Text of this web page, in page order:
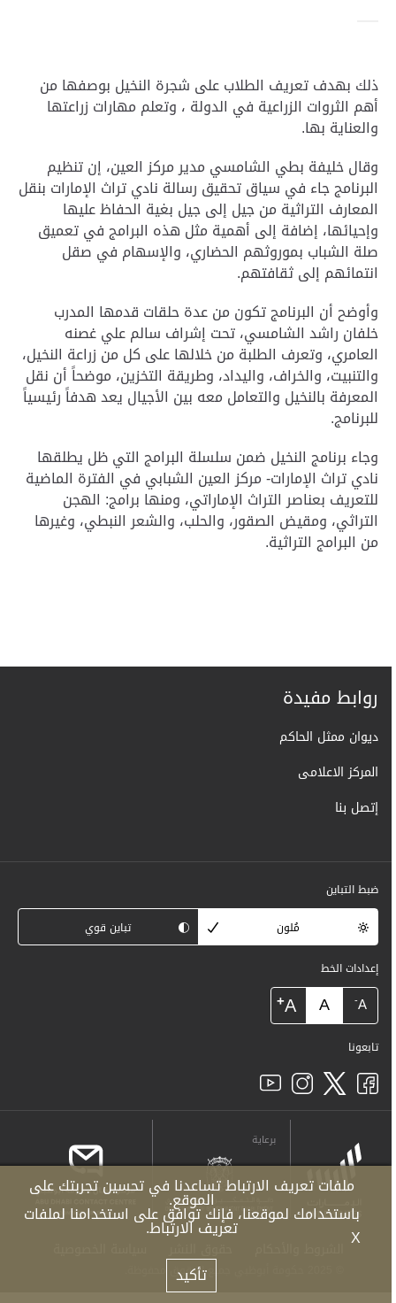
ذلك بهدف تعريف الطلاب على شجرة النخيل بوصفها من
أهم الثروات الزراعية في الدولة ، وتعلم مهارات زراعتها
والعناية بها.
وقال خليفة بطي الشامسي مدير مركز العين، إن تنظيم
البرنامج جاء في سياق تحقيق رسالة نادي تراث الإمارات بنقل
المعارف التراثية من جيل إلى جيل بغية الحفاظ عليها
وإحيائها، إضافة إلى أهمية مثل هذه البرامج في تعميق
صلة الشباب بموروثهم الحضاري، والإسهام في صقل
انتمائهم إلى ثقافتهم.
وأوضح أن البرنامج تكون من عدة حلقات قدمها المدرب
خلفان راشد الشامسي، تحت إشراف سالم علي غصنه
العامري، وتعرف الطلبة من خلالها على كل من زراعة النخيل،
والتنبيت، والخراف، واليداد، وطريقة التخزين، موضحاً أن نقل
المعرفة بالنخيل والتعامل معه بين الأجيال يعد هدفاً رئيسياً
للبرنامج.
وجاء برنامج النخيل ضمن سلسلة البرامج التي ظل يطلقها
نادي تراث الإمارات- مركز العين الشبابي في الفترة الماضية
للتعريف بعناصر التراث الإماراتي، ومنها برامج: الهجن
التراثي، ومقيض الصقور، والحلب، والشعر النبطي، وغيرها
من البرامج التراثية.
روابط مفيدة
ديوان ممثل الحاكم
المركز الاعلامى
إتصل بنا
ضبط التباين
مُلون
تباين قوي
إعدادات الخط
A
-
A
A
+
تابعونا
برعاية
X
ملفات تعريف الارتباط تساعدنا في تحسين تجربتك على
الموقع.
باستخدامك لموقعنا، فإنك توافق على استخدامنا لملفات
تعريف الارتباط.
تأكيد